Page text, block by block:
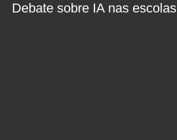
Debate sobre IA nas escolas